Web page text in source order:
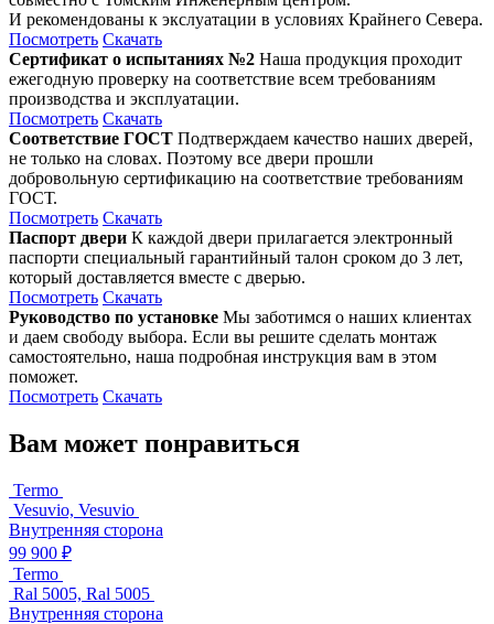
И рекомендованы к экслуатации в условиях Крайнего Севера.
Посмотреть Скачать
Сертификат о испытаниях №2 Наша продукция проходит
ежегодную проверку на соответствие всем требованиям
производства и эксплуатации.
Посмотреть Скачать
Соответствие ГОСТ Подтверждаем качество наших дверей,
не только на словах. Поэтому все двери прошли
добровольную сертификацию на соответствие требованиям
ГОСТ.
Посмотреть Скачать
Паспорт двери К каждой двери прилагается электронный
паспорти специальный гарантийный талон сроком до 3 лет,
который доставляется вместе с дверью.
Посмотреть Скачать
Руководство по установке Мы заботимся о наших клиентах
и даем свободу выбора. Если вы решите сделать монтаж
самостоятельно, наша подробная инструкция вам в этом
поможет.
Посмотреть Скачать
Вам может понравиться
Termo
Vesuvio, Vesuvio
Внутренняя сторона
99 900 ₽
Termo
Ral 5005, Ral 5005
Внутренняя сторона